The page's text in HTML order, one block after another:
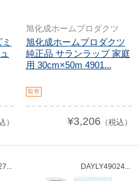
）
旭化成ホームプロダクツ
旭化成ホームプロダクツ
純正品 サランラップ 家庭
用 30cm×50m 4901...
取寄
¥3,206 （税込）
DAYLY49024...